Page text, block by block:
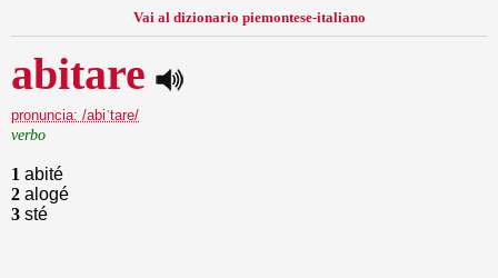
Vai al dizionario piemontese-italiano
abitare
pronuncia: /abiˈtare/
verbo
1 abité
2 alogé
3 sté